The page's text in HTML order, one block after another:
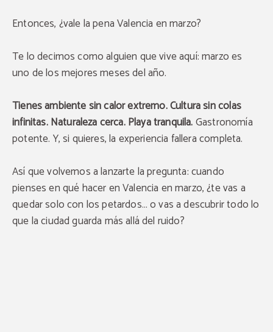
Entonces, ¿vale la pena Valencia en marzo?
Te lo decimos como alguien que vive aquí: marzo es
uno de los mejores meses del año.
Tienes ambiente sin calor extremo. Cultura sin colas
infinitas. Naturaleza cerca. Playa tranquila.Gastronomía
potente. Y, si quieres, la experiencia fallera completa.
Así que volvemos a lanzarte la pregunta: cuando
pienses en qué hacer en Valencia en marzo, ¿te vas a
quedar solo con los petardos… o vas a descubrir todo lo
que la ciudad guarda más allá del ruido?